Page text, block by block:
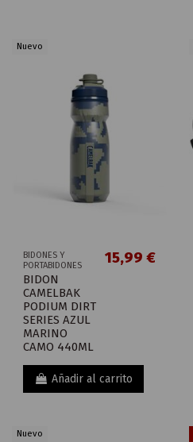
Nuevo
BIDONES Y
PORTABIDONES
BIDON
CAMELBAK
PODIUM DIRT
SERIES AZUL
MARINO
CAMO 440ML
15,99 €
Añadir al carrito
Nuevo